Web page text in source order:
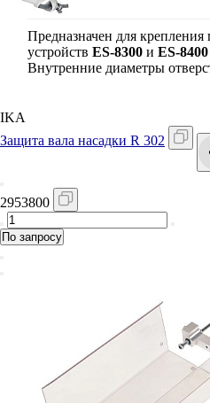
Предназначен для
устройств ES-8300 и ES-8400
Внутренние диаметры
IKA
Защита вала насадки R 302
2953800
По запросу